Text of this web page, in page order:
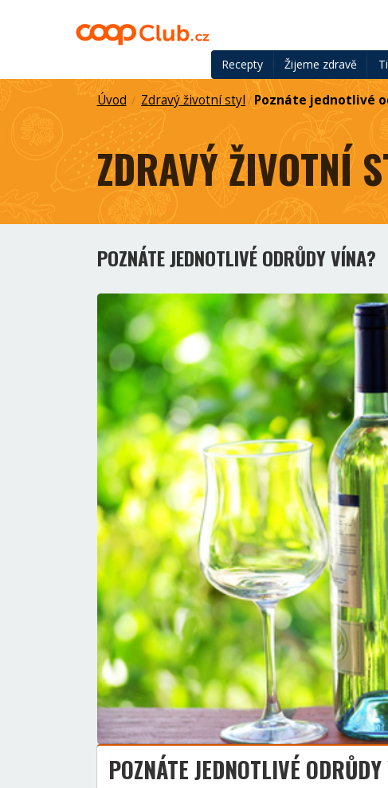
Recepty Žijeme zdravě
Úvod / Zdravý životní styl / Poznáte jednotlivé
ZDRAVÝ ŽIVOTNÍ
POZNÁTE JEDNOTLIVÉ ODRŮDY VÍNA?
POZNÁTE JEDNOTLIVÉ